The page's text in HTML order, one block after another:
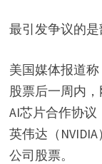
最引发争议的是
美国媒体报道称
股票后一周内
AI芯片合作协
英伟达（
公司股票。